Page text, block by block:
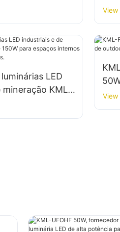
de
de obras.
View
LED
mineração KML-
espaços
e
View